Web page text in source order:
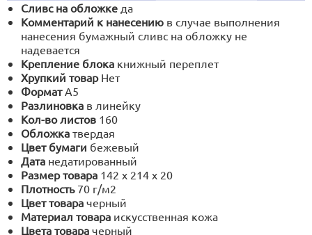
Сливс на обложке да
Комментарий к нанесению в случае выполнения
нанесения бумажный сливс на обложку не
надевается
Крепление блока книжный переплет
Хрупкий товар Нет
Формат А5
Разлиновка в линейку
Кол-во листов 160
Обложка твердая
Цвет бумаги бежевый
Дата недатированный
Размер товара 142 х 214 х 20
Плотность 70 г/м2
Цвет товара черный
Материал товара искусственная кожа
Цвета товара черный